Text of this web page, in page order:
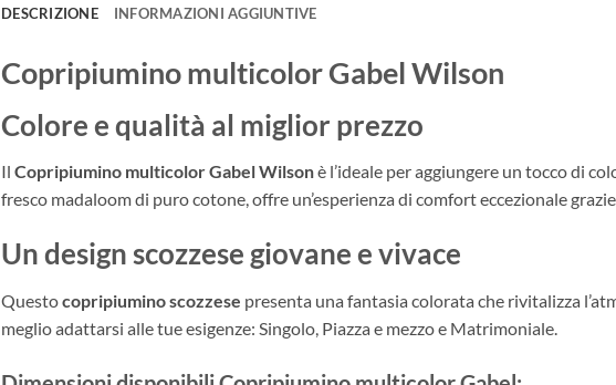
DESCRIZIONE INFORMAZIONI AGGIUNTIVE
Copripiumino multicolor Gabel Wilson
Colore e qualità al miglior prezzo
Il Copripiumino multicolor Gabel Wilsonè l’ideale per aggiungere un tocco di
fresco madaloom di puro cotone, offre un’esperienza di comfort eccezionale
Un design scozzese giovane e vivace
Questocopripiumino scozzese presenta una fantasia colorata che rivitalizza
meglio adattarsi alle tue esigenze: Singolo, Piazza e mezzo e Matrimoniale.